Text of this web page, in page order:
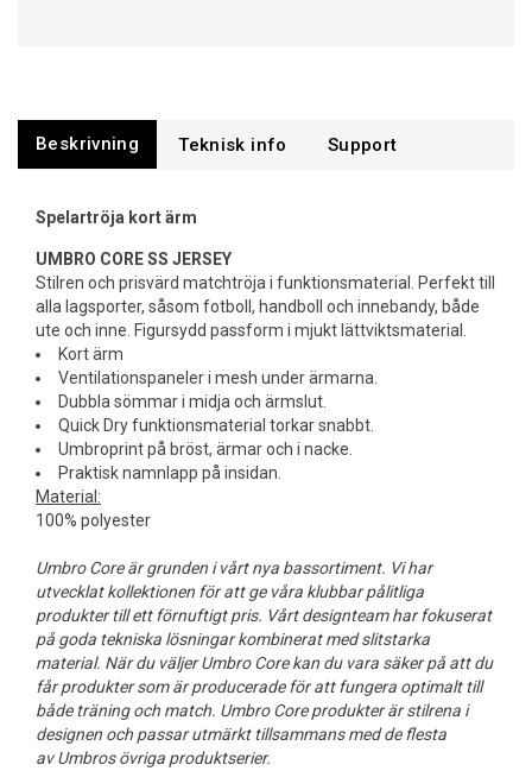
Beskrivning Support
Spelartröja kort ärm
UMBRO CORE SS JERSEY
Stilren och prisvärd matchtröja i funktionsmaterial. Perfekt till
alla lagsporter, såsom fotboll, handboll och innebandy, både
ute och inne. Figursydd passform i mjukt lättviktsmaterial.
Kort ärm
Ventilationspaneler i mesh under ärmarna.
Dubbla sömmar i midja och ärmslut.
Quick Dry funktionsmaterial torkar snabbt.
Umbroprint på bröst, ärmar och i nacke.
Praktisk namnlapp på insidan.
Material:
100% polyester
Umbro Core är grunden i vårt nya bassortiment. Vi har
utvecklat kollektionen för att ge våra klubbar pålitliga
produkter till ett förnuftigt pris. Vårt designteam har fokuserat
på goda tekniska lösningar kombinerat med slitstarka
material. När du väljer Umbro Core kan du vara säker på att du
får produkter som är producerade för att fungera optimalt till
både träning och match. Umbro Core produkter är stilrena i
designen och passar utmärkt tillsammans med de flesta
av Umbros övriga produktserier.